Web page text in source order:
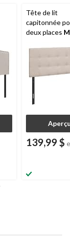
Tête de lit
capitonnée
deux places
139,99 $